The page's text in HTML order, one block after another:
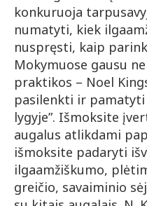
konkuruoja
numatyti, kiek
nuspręsti, kaip
Mokymuose gausu
praktikos – Noel
pasilenkti ir pamatyti
lygyje”. Išmoksite
augalus atlikdami
išmoksite padaryti
ilgaamžiškumo,
greičio, savaiminio